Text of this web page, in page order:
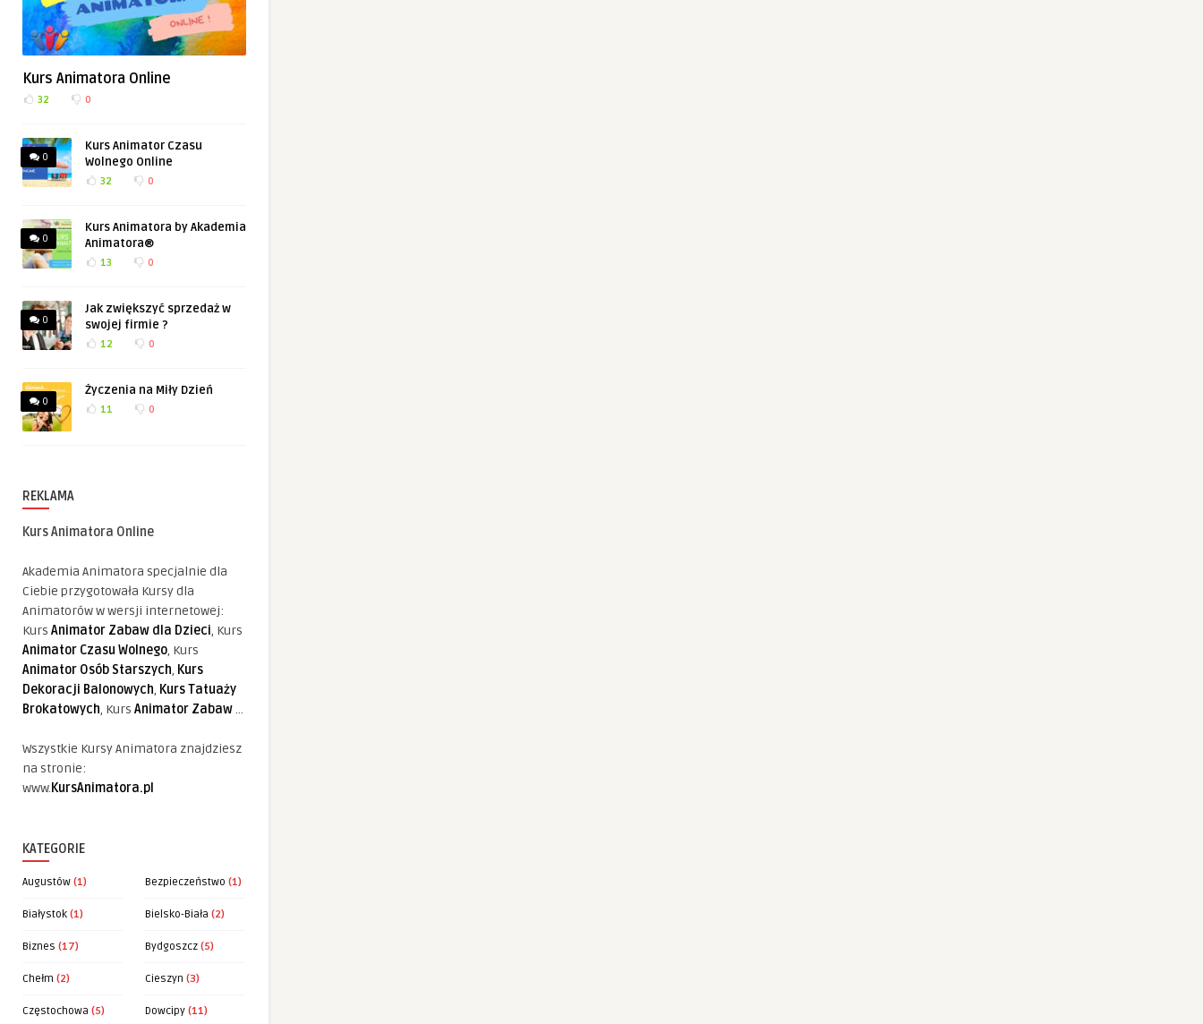
Kurs Animatora Online
32 0
0
Kurs Animator Czasu
Wolnego Online
32 0
0
Kurs Animatora by Akademia
Animatora®
13 0
0
Jak zwiększyć sprzedaż w
swojej firmie ?
12 0
0
Życzenia na Miły Dzień
11 0
REKLAMA
Kurs Animatora Online
Akademia Animatora specjalnie dla
Ciebie przygotowała Kursy dla
Animatorów w wersji internetowej:
Kurs Animator Zabaw dla Dzieci, Kurs
Animator Czasu Wolnego, Kurs
Animator Osób Starszych, Kurs
Dekoracji Balonowych, Kurs Tatuaży
Brokatowych, Kurs Animator Zabaw...
Wszystkie Kursy Animatora znajdziesz
na stronie:
www.KursAnimatora.pl
KATEGORIE
Augustów (1) Bezpieczeństwo (1)
Białystok (1) Bielsko-Biała (2)
Biznes (17) Bydgoszcz (5)
Chełm (2) Cieszyn (3)
Częstochowa (5) Dowcipy (11)